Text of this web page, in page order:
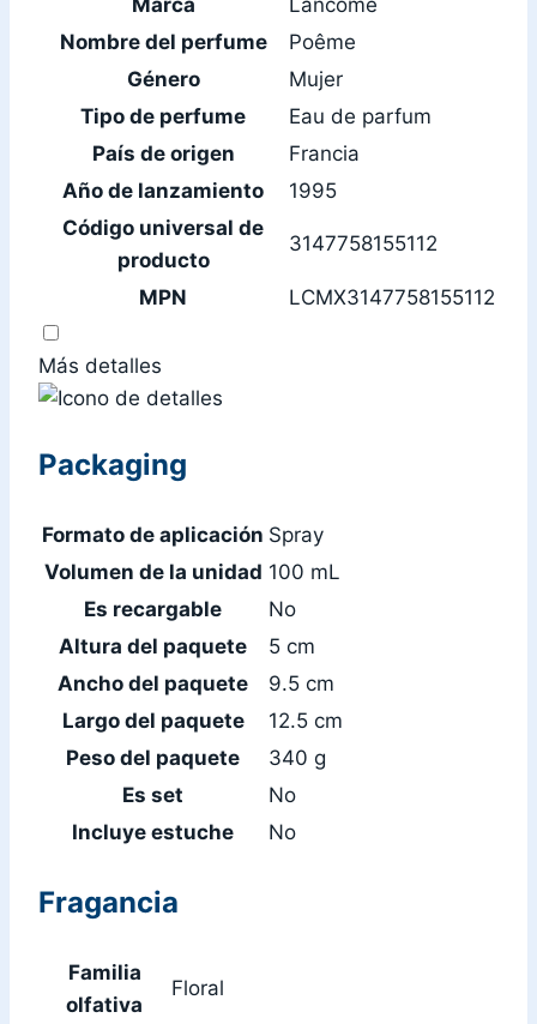
Nombre del perfume
Poême
Género
Mujer
Tipo de perfume
Eau de parfum
País de origen
Francia
Año de lanzamiento
1995
Código universal de
producto
3147758155112
MPN LCMX3147758155112
Más detalles
Packaging
Formato de aplicación Spray
Volumen de la unidad 100 mL
Es recargable
No
Altura del paquete
5 cm
Ancho del paquete
9.5 cm
Largo del paquete
12.5 cm
Peso del paquete
340 g
Es set
No
Incluye estuche
No
Fragancia
Familia
olfativa
Floral